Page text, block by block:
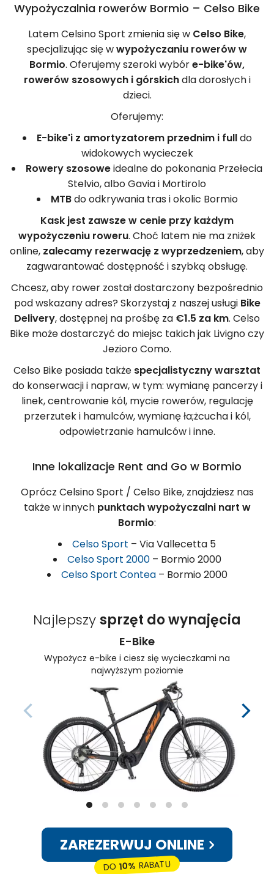
Wypożyczalnia rowerów Bormio – Celso Bike
Latem Celsino Sport zmienia się w Celso Bike,
specjalizując się wwypożyczaniu rowerów w
Bormio. Oferujemy szeroki wybóre-bike'ów,
rowerów szosowych i górskichdla dorosłych i
dzieci.
Oferujemy:
E-bike'i z amortyzatorem przednim i fulldo
widokowych wycieczek
Rowery szosoweidealne do pokonania Przełecia
Stelvio, albo Gavia i Mortirolo
MTBdo odkrywania tras i okolic Bormio
Kask jest zawsze w cenie przy każdym
wypożyczeniu roweru. Choć latem nie ma zniżek
online, zalecamy rezerwację z wyprzedzeniem, aby
zagwarantować dostępność i szybką obsługę.
Chcesz, aby rower został dostarczony bezpośrednio
pod wskazany adres? Skorzystaj z naszej usługi Bike
Delivery, dostępnej na prośbę za €1.5 za km. Celso
Bike może dostarczyć do miejsc takich jak Livigno czy
Jezioro Como.
Celso Bike posiada także specjalistyczny warsztat
do konserwacji i napraw, w tym: wymianę pancerzy i
linek, centrowanie kól, mycie rowerów, regulację
przerzutek i hamulców, wymianę ła;żcucha i kól,
odpowietrzanie hamulców i inne.
Inne lokalizacje Rent and Go w Bormio
Oprócz Celsino Sport / Celso Bike, znajdziesz nas
także w innych punktach wypożyczalni nart w
Bormio:
Celso Sport – Via Vallecetta 5
Celso Sport 2000– Bormio 2000
Celso Sport Contea– Bormio 2000
Najlepszysprzęt do wynajęcia
E-Bike
Wypożycz e-bike i ciesz się wycieczkami na
najwyższym poziomie
ZAREZERWUJ ONLINE
DO10% RABATU